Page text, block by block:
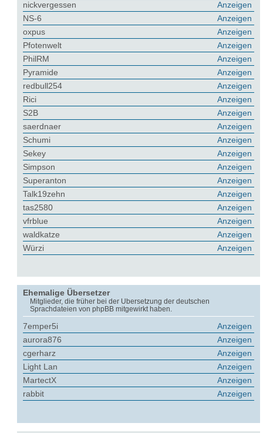
Anzeigen
nickvergessen
Anzeigen
NS-6
Anzeigen
oxpus
Anzeigen
Pfotenwelt
Anzeigen
PhilRM
Anzeigen
Pyramide
Anzeigen
redbull254
Anzeigen
Rici
Anzeigen
S2B
Anzeigen
saerdnaer
Anzeigen
Schumi
Anzeigen
Sekey
Anzeigen
Simpson
Anzeigen
Superanton
Anzeigen
Talk19zehn
Anzeigen
tas2580
Anzeigen
vfrblue
Anzeigen
waldkatze
Anzeigen
Würzi
Ehemalige Übersetzer
Mitglieder, die früher bei der Übersetzung der deutschen
Sprachdateien von phpBB mitgewirkt haben.
Anzeigen
7emper5i
Anzeigen
aurora876
Anzeigen
cgerharz
Anzeigen
Light Lan
Anzeigen
MartectX
Anzeigen
rabbit